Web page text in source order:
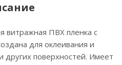
витражная ПВХ пленка с
для оклеивания и
других поверхностей. Имеет